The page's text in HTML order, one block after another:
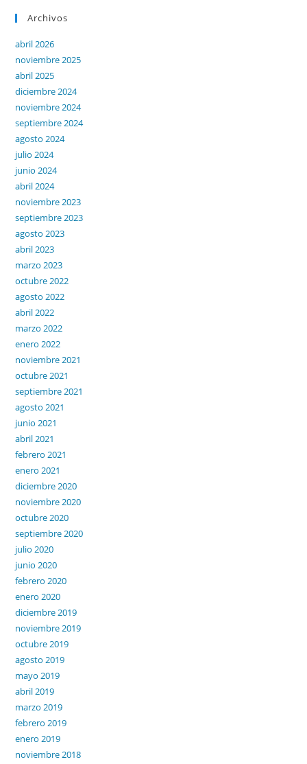
Archivos
abril 2026
noviembre 2025
abril 2025
diciembre 2024
noviembre 2024
septiembre 2024
agosto 2024
julio 2024
junio 2024
abril 2024
noviembre 2023
septiembre 2023
agosto 2023
abril 2023
marzo 2023
octubre 2022
agosto 2022
abril 2022
marzo 2022
enero 2022
noviembre 2021
octubre 2021
septiembre 2021
agosto 2021
junio 2021
abril 2021
febrero 2021
enero 2021
diciembre 2020
noviembre 2020
octubre 2020
septiembre 2020
julio 2020
junio 2020
febrero 2020
enero 2020
diciembre 2019
noviembre 2019
octubre 2019
agosto 2019
mayo 2019
abril 2019
marzo 2019
febrero 2019
enero 2019
noviembre 2018